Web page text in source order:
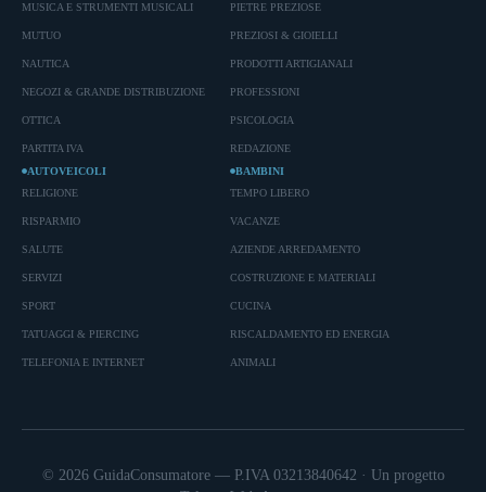
MUSICA E STRUMENTI MUSICALI
MUTUO
NAUTICA
NEGOZI & GRANDE DISTRIBUZIONE
OTTICA
PARTITA IVA
PIETRE PREZIOSE
PREZIOSI & GIOIELLI
PRODOTTI ARTIGIANALI
PROFESSIONI
PSICOLOGIA
REDAZIONE
AUTOVEICOLI
RELIGIONE
RISPARMIO
SALUTE
SERVIZI
SPORT
TATUAGGI & PIERCING
TELEFONIA E INTERNET
BAMBINI
TEMPO LIBERO
VACANZE
AZIENDE ARREDAMENTO
COSTRUZIONE E MATERIALI
CUCINA
RISCALDAMENTO ED ENERGIA
ANIMALI
© 2026 GuidaConsumatore — P.IVA 03213840642 · Un progetto